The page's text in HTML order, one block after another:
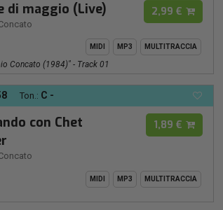
di maggio (Live) 2,99 €
MIDI MP3 MULTITRACCIA
Concato (1984)" - Track 01
Ton.: C -
con Chet
1,89 €
MIDI MP3 MULTITRACCIA